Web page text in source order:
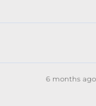
6 months ago